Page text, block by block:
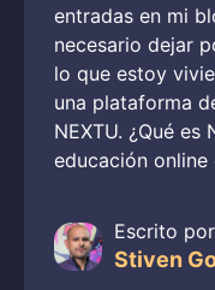
entradas en mi
necesario dejar
lo que estoy
una plataforma
NEXTU. ¿Qué es
educación online
Escrito
Stiven